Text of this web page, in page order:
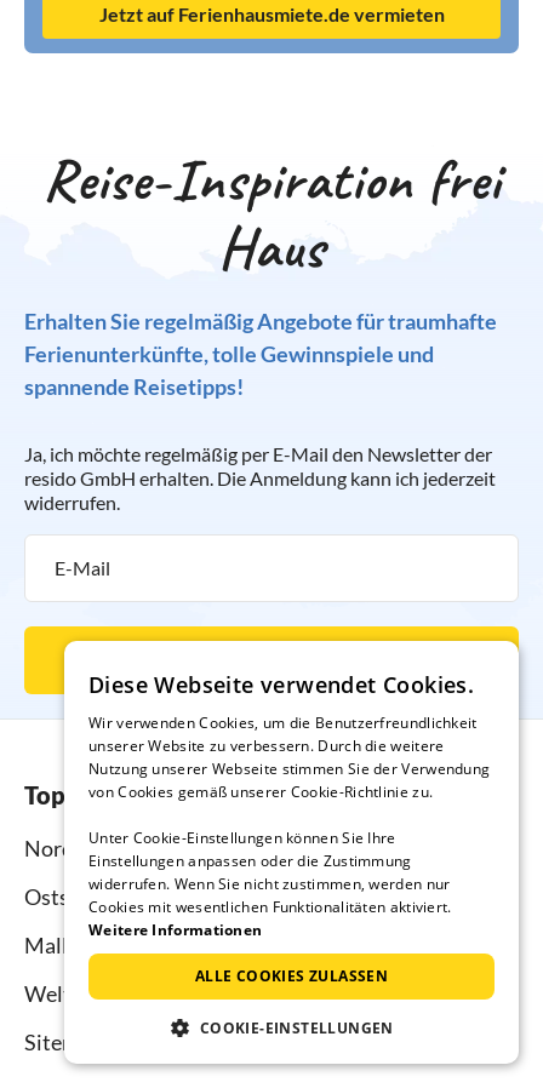
Jetzt auf Ferienhausmiete.de vermieten
Reise-Inspiration frei
Haus
Erhalten Sie regelmäßig Angebote für traumhafte
Ferienunterkünfte, tolle Gewinnspiele und
spannende Reisetipps!
Ja, ich möchte regelmäßig per E-Mail den Newsletter der
resido GmbH erhalten. Die Anmeldung kann ich jederzeit
widerrufen.
Top-Regionen
Nordsee
Ostsee
Mallorca
Weltweit
Sitemap
Diese Webseite verwendet Cookies.
Wir verwenden Cookies, um die Benutzerfreundlichkeit
unserer Website zu verbessern. Durch die weitere
Nutzung unserer Webseite stimmen Sie der Verwendung
von Cookies gemäß unserer Cookie-Richtlinie zu.
Unter Cookie-Einstellungen können Sie Ihre
Einstellungen anpassen oder die Zustimmung
widerrufen. Wenn Sie nicht zustimmen, werden nur
Cookies mit wesentlichen Funktionalitäten aktiviert.
Weitere Informationen
ALLE COOKIES ZULASSEN
COOKIE-EINSTELLUNGEN